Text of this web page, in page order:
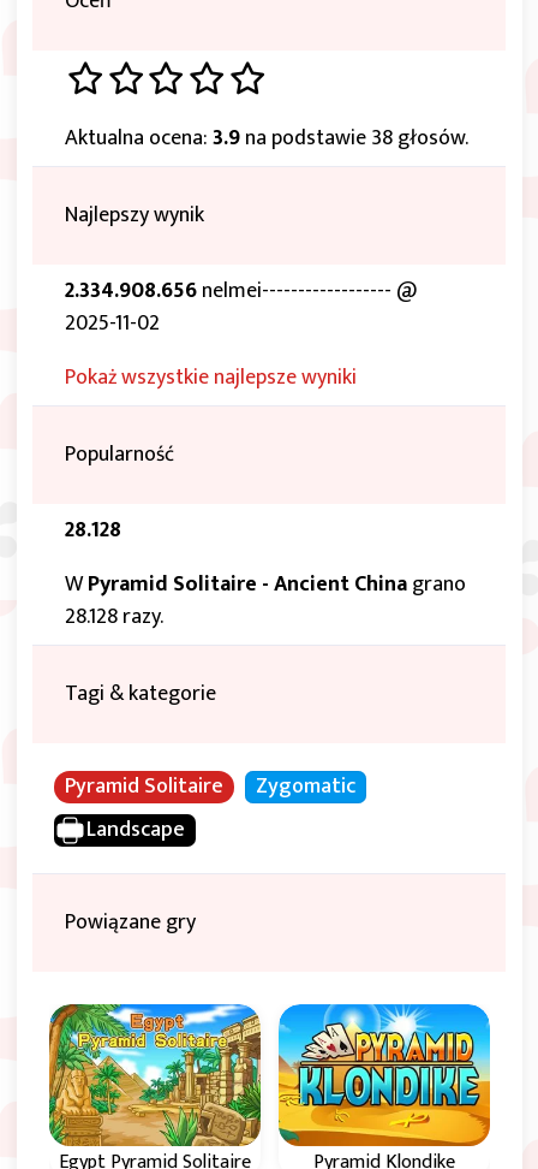
Aktualna ocena:3.9na podstawie 38 głosów.
Najlepszy wynik
2.334.908.656nelmei------------------ @
2025-11-02
Pokaż wszystkie najlepsze wyniki
Popularność
28.128
WPyramid Solitaire - Ancient Chinagrano
28.128 razy.
Tagi & kategorie
Pyramid Solitaire
Zygomatic
Landscape
Powiązane gry
Egypt Pyramid Solitaire Pyramid Klondike